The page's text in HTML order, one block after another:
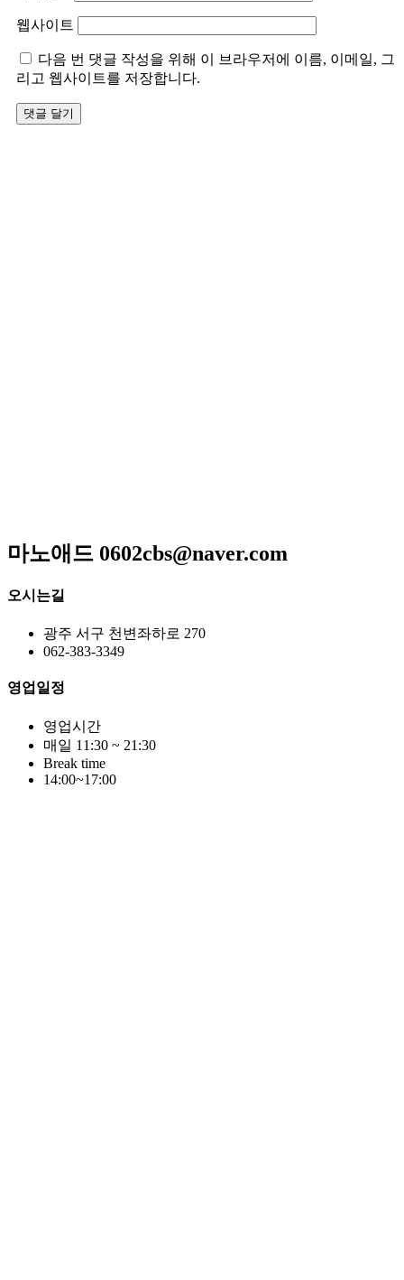
웹사이트
다음 번 댓글 작성을 위해 이 브라우저에 이름, 이메일, 그
리고 웹사이트를 저장합니다.
마노애드 0602cbs@naver.com
오시는길
광주 서구 천변좌하로 270
062-383-3349
영업일정
영업시간
매일 11:30 ~ 21:30
Break time
14:00~17:00